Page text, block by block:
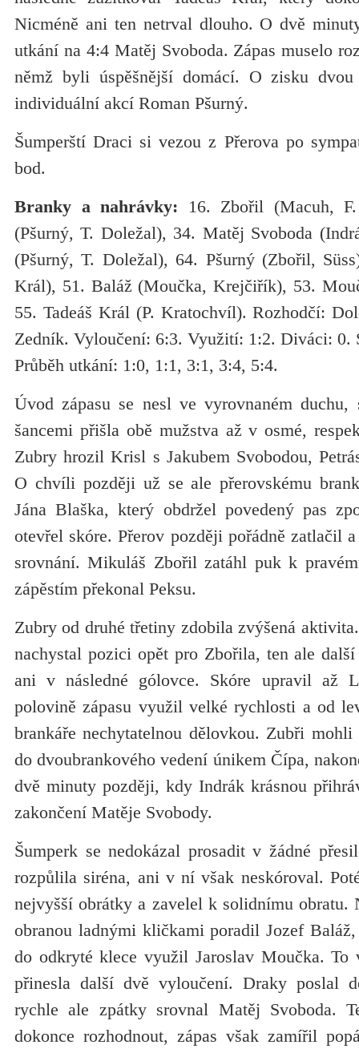
Nicméně ani ten netrval dlouho. O dvě
utkání na 4:4 Matěj Svoboda. Zápas muselo
němž byli úspěšnější domácí. O zisku
individuální akcí Roman Pšurný.
Šumperští Draci si vezou z Přerova po
bod.
Branky a nahrávky: 16. Zbořil (Macuh,
(Pšurný, T. Doležal), 34. Matěj Svoboda
(Pšurný, T. Doležal), 64. Pšurný (Zbořil,
Král), 51. Baláž (Moučka, Krejčiřík), 53.
55. Tadeáš Král (P. Kratochvíl). Rozhodčí:
Zedník. Vyloučení: 6:3. Využití: 1:2. Diváci: 0.
Průběh utkání: 1:0, 1:1, 3:1, 3:4, 5:4.
Úvod zápasu se nesl ve vyrovnaném
šancemi přišla obě mužstva až v osmé,
Zubry hrozil Krisl s Jakubem Svobodou,
O chvíli později už se ale přerovskému
Jána Blaška, který obdržel povedený pas
otevřel skóre. Přerov později pořádně zatlačil
srovnání. Mikuláš Zbořil zatáhl puk k
zápěstím překonal Peksu.
Zubry od druhé třetiny zdobila zvýšená
nachystal pozici opět pro Zbořila, ten ale
ani v následné gólovce. Skóre upravil až
polovině zápasu využil velké rychlosti a od
brankáře nechytatelnou dělovkou. Zubři
do dvoubrankového vedení únikem Čípa,
dvě minuty později, kdy Indrák krásnou
zakončení Matěje Svobody.
Šumperk se nedokázal prosadit v žádné
rozpůlila siréna, ani v ní však neskóroval.
nejvyšší obrátky a zavelel k solidnímu obratu.
obranou ladnými kličkami poradil Jozef
do odkryté klece využil Jaroslav Moučka. To
přinesla další dvě vyloučení. Draky poslal
rychle ale zpátky srovnal Matěj Svoboda.
dokonce rozhodnout, zápas však zamířil